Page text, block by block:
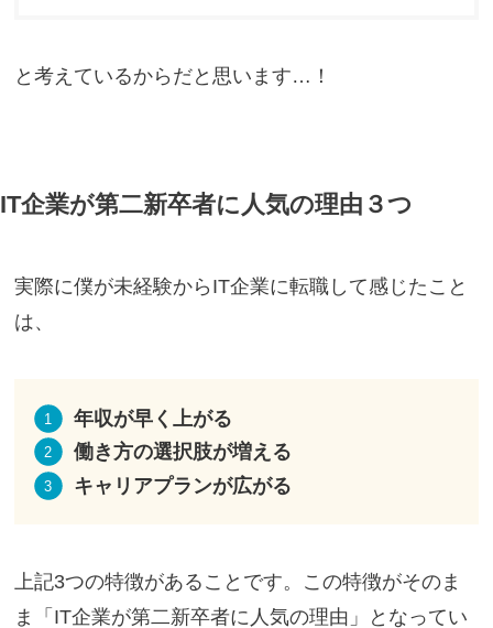
と考えているからだと思います…！
IT企業が第二新卒者に人気の理由３つ
実際に僕が未経験からIT企業に転職して感じたこと
は、
年収が早く上がる
働き方の選択肢が増える
キャリアプランが広がる
上記3つの特徴があることです。この特徴がそのま
ま「IT企業が第二新卒者に人気の理由」となってい